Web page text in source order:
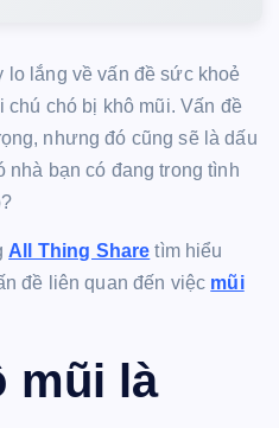
lắng về vấn đề sức khoẻ
chó bị khô mũi. Vấn đề
nhưng đó cũng sẽ là dấu
bạn có đang trong tình
All Thing Share tìm hiểu
đề liên quan đến việc mũi
mũi là